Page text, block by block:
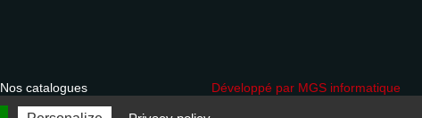
Nos catalogues Développé par MGS informatique